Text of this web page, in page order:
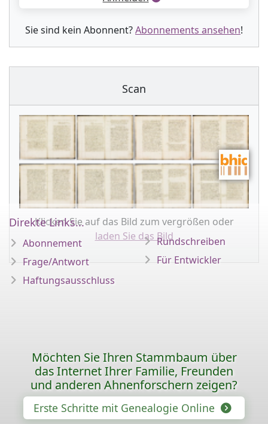
Sie sind kein Abonnent?Abonnements ansehen!
Scan
Klicken Sie auf das Bild zum vergrößen oder
laden Sie das Bild
Direkte Links...
Abonnement
Frage/Antwort
Haftungsausschluss
Rundschreiben
Für Entwickler
Möchten Sie Ihren Stammbaum über
das Internet Ihrer Familie, Freunden
und anderen Ahnenforschern zeigen?
Erste Schritte mit Genealogie Online